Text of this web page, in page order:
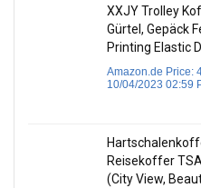
XXJY Trolley
Gürtel, Gepäck
Printing Elastic
Amazon.de Price:
10/04/2023 02:59
Reisekoffer
(City View,